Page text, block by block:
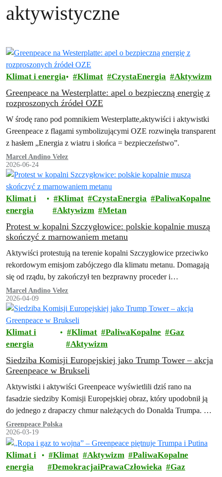
aktywistyczne
Klimat i energia Klimat CzystaEnergia Aktywizm
Greenpeace na Westerplatte: apel o bezpieczną energię z
rozproszonych źródeł OZE
W środę rano pod pomnikiem Westerplatte,aktywiści i aktywistki
Greenpeace z flagami symbolizującymi OZE rozwinęła transparent
z hasłem „Energia z wiatru i słońca = bezpieczeństwo”.
Marcel Andino Velez
2026-06-24
Klimat i
energia
Klimat CzystaEnergia
PaliwaKopalne
Aktywizm
Metan
Protest w kopalni Szczygłowice: polskie kopalnie muszą
skończyć z marnowaniem metanu
Aktywiści protestują na terenie kopalni Szczygłowice przeciwko
rekordowym emisjom zabójczego dla klimatu metanu. Domagają
się od rządu, by zakończył ten bezprawny proceder i
marnotrawstwo surowca.
Marcel Andino Velez
2026-04-09
Klimat i
energia
Klimat PaliwaKopalne
Gaz
Aktywizm
Siedziba Komisji Europejskiej jako Trump Tower – akcja
Greenpeace w Brukseli
Aktywistki i aktywiści Greenpeace wyświetlili dziś rano na
fasadzie siedziby Komisji Europejskiej obraz, który upodobnił ją
do jednego z drapaczy chmur należących do Donalda Trumpa. W
ten sposób zaprotestowali przeciwko…
Greenpeace Polska
2026-03-19
Klimat i
energia
Klimat Aktywizm
PaliwaKopalne
DemokracjaiPrawaCzłowieka
Gaz